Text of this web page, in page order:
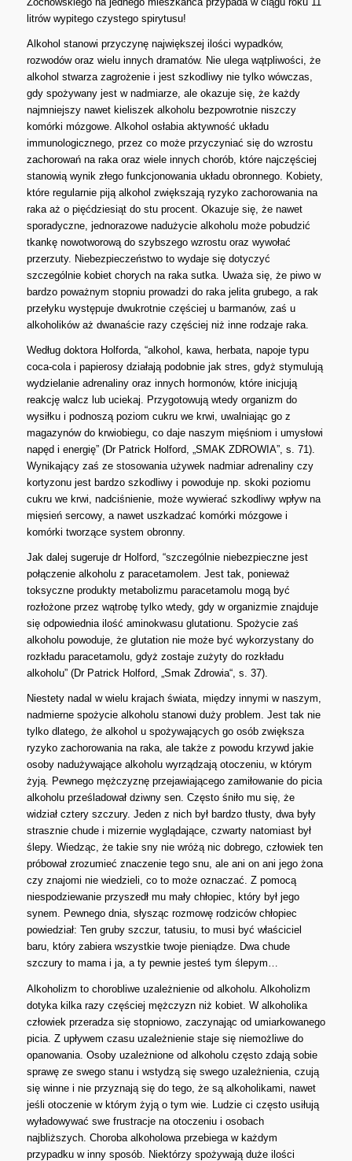
litrów wypitego czystego spirytusu!
Alkohol stanowi przyczynę największej ilości wypadków,
rozwodów oraz wielu innych dramatów. Nie ulega wątpliwości, że
alkohol stwarza zagrożenie i jest szkodliwy nie tylko wówczas,
gdy spożywany jest w nadmiarze, ale okazuje się, że każdy
najmniejszy nawet kieliszek alkoholu bezpowrotnie niszczy
komórki mózgowe. Alkohol osłabia aktywność układu
immunologicznego, przez co może przyczyniać się do wzrostu
zachorowań na raka oraz wiele innych chorób, które najczęściej
stanowią wynik złego funkcjonowania układu obronnego. Kobiety,
które regularnie piją alkohol zwiększają ryzyko zachorowania na
raka aż o pięćdziesiąt do stu procent. Okazuje się, że nawet
sporadyczne, jednorazowe nadużycie alkoholu może pobudzić
tkankę nowotworową do szybszego wzrostu oraz wywołać
przerzuty. Niebezpieczeństwo to wydaje się dotyczyć
szczególnie kobiet chorych na raka sutka. Uważa się, że piwo w
bardzo poważnym stopniu prowadzi do raka jelita grubego, a rak
przełyku występuje dwukrotnie częściej u barmanów, zaś u
alkoholików aż dwanaście razy częściej niż inne rodzaje raka.
Według doktora Holforda, “alkohol, kawa, herbata, napoje typu
coca-cola i papierosy działają podobnie jak stres, gdyż stymulują
wydzielanie adrenaliny oraz innych hormonów, które inicjują
reakcję walcz lub uciekaj. Przygotowują wtedy organizm do
wysiłku i podnoszą poziom cukru we krwi, uwalniając go z
magazynów do krwiobiegu, co daje naszym mięśniom i umysłowi
napęd i energię” (Dr Patrick Holford, „SMAK ZDROWIA”, s. 71).
Wynikający zaś ze stosowania używek nadmiar adrenaliny czy
kortyzonu jest bardzo szkodliwy i powoduje np. skoki poziomu
cukru we krwi, nadciśnienie, może wywierać szkodliwy wpływ na
mięsień sercowy, a nawet uszkadzać komórki mózgowe i
komórki tworzące system obronny.
Jak dalej sugeruje dr Holford, “szczególnie niebezpieczne jest
połączenie alkoholu z paracetamolem. Jest tak, ponieważ
toksyczne produkty metabolizmu paracetamolu mogą być
rozłożone przez wątrobę tylko wtedy, gdy w organizmie znajduje
się odpowiednia ilość aminokwasu glutationu. Spożycie zaś
alkoholu powoduje, że glutation nie może być wykorzystany do
rozkładu paracetamolu, gdyż zostaje zużyty do rozkładu
alkoholu” (Dr Patrick Holford, „Smak Zdrowia“, s. 37).
Niestety nadal w wielu krajach świata, między innymi w naszym,
nadmierne spożycie alkoholu stanowi duży problem. Jest tak nie
tylko dlatego, że alkohol u spożywających go osób zwiększa
ryzyko zachorowania na raka, ale także z powodu krzywd jakie
osoby nadużywające alkoholu wyrządzają otoczeniu, w którym
żyją. Pewnego mężczyznę przejawiającego zamiłowanie do picia
alkoholu prześladował dziwny sen. Często śniło mu się, że
widział cztery szczury. Jeden z nich był bardzo tłusty, dwa były
strasznie chude i mizernie wyglądające, czwarty natomiast był
ślepy. Wiedząc, że takie sny nie wróżą nic dobrego, człowiek ten
próbował zrozumieć znaczenie tego snu, ale ani on ani jego żona
czy znajomi nie wiedzieli, co to może oznaczać. Z pomocą
niespodziewanie przyszedł mu mały chłopiec, który był jego
synem. Pewnego dnia, słysząc rozmowę rodziców chłopiec
powiedział: Ten gruby szczur, tatusiu, to musi być właściciel
baru, który zabiera wszystkie twoje pieniądze. Dwa chude
szczury to mama i ja, a ty pewnie jesteś tym ślepym…
Alkoholizm to chorobliwe uzależnienie od alkoholu. Alkoholizm
dotyka kilka razy częściej mężczyzn niż kobiet. W alkoholika
człowiek przeradza się stopniowo, zaczynając od umiarkowanego
picia. Z upływem czasu uzależnienie staje się niemożliwe do
opanowania. Osoby uzależnione od alkoholu często zdają sobie
sprawę ze swego stanu i wstydzą się swego uzależnienia, czują
się winne i nie przyznają się do tego, że są alkoholikami, nawet
jeśli otoczenie w którym żyją o tym wie. Ludzie ci często usiłują
wyładowywać swe frustracje na otoczeniu i osobach
najbliższych. Choroba alkoholowa przebiega w każdym
przypadku w inny sposób. Niektórzy spożywają duże ilości